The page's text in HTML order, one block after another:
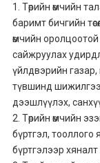
1. Төрийн өмчийн
баримт бичгийн
өмчийн
сайжруулах
үйлдвэрийн газар,
түвшинд шижилгээ
дээшлүүлэх,
2. Төрийн өмчийн
бүртгэл, тооллого
бүртгэлээр хяналт